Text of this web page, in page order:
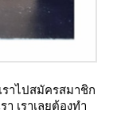
ราไปสมัครสมาชิก
เราเลยต้องทำ